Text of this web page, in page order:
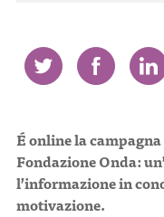
Éonline la
Fondazione Onda:
l’informazione in
motivazione.